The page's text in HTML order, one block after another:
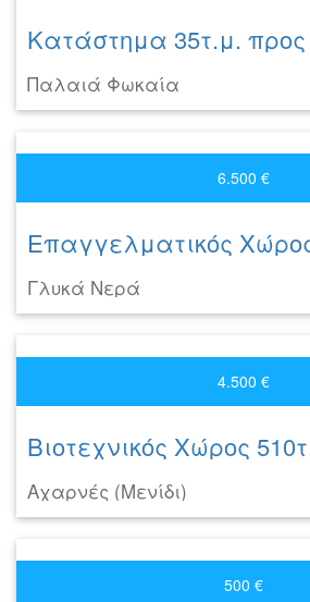
Κατάστημα 35τ.μ. προς
Παλαιά Φωκαία
6.500 €
Γλυκά Νερά
4.500 €
Αχαρνές (Μενίδι)
500 €